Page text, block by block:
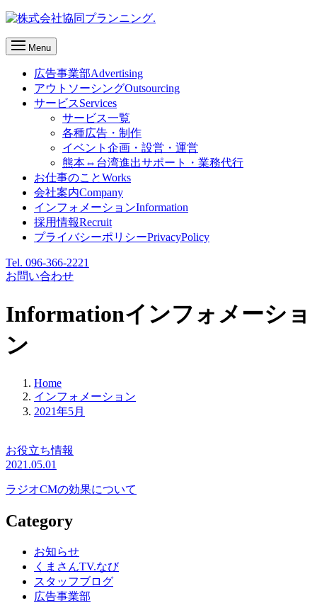
Menu
広告事業部Advertising
アウトソーシングOutsourcing
サービスServices
サービス一覧
各種広告・制作
イベント企画・設営・運営
熊本⇔台湾進出サポート・業務代行
お仕事のことWorks
会社案内Company
インフォメーションInformation
採用情報Recruit
プライバシーポリシーPrivacyPolicy
Tel. 096-366-2221
お問い合わせ
Informationインフォメーショ
ン
Home
インフォメーション
2021年5月
お役立ち情報
2021.05.01
ラジオCMの効果について
Category
お知らせ
くまさんTV.なび
スタッフブログ
広告事業部